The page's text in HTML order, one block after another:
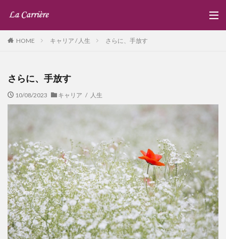
HOME キャリア / 人生 さらに、手放す
さらに、手放す
10/08/2023 キャリア / 人生